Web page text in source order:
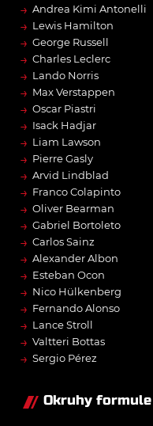
→ Andrea Kimi Antonelli
→ Lewis Hamilton
→ George Russell
→ Charles Leclerc
→ Lando Norris
→ Max Verstappen
→ Oscar Piastri
→ Isack Hadjar
→ Liam Lawson
→ Pierre Gasly
→ Arvid Lindblad
→ Franco Colapinto
→ Oliver Bearman
→ Gabriel Bortoleto
→ Carlos Sainz
→ Alexander Albon
→ Esteban Ocon
→ Nico Hülkenberg
→ Fernando Alonso
→ Lance Stroll
→ Valtteri Bottas
→ Sergio Pérez
Okruhy formule